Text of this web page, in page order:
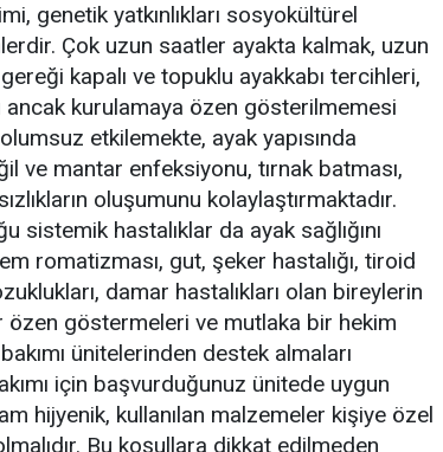
genetik yatkınlıkları sosyokültürel
Çok uzun saatler ayakta kalmak, uzun
kapalı ve topuklu ayakkabı tercihleri,
ancak kurulamaya özen gösterilmemesi
etkilemekte, ayak yapısında
ve mantar enfeksiyonu, tırnak batması,
oluşumunu kolaylaştırmaktadır.
sistemik hastalıklar da ayak sağlığını
romatizması, gut, şeker hastalığı, tiroid
damar hastalıkları olan bireylerin
özen göstermeleri ve mutlaka bir hekim
ünitelerinden destek almaları
için başvurduğunuz ünitede uygun
hijyenik, kullanılan malzemeler kişiye özel
Bu koşullara dikkat edilmeden